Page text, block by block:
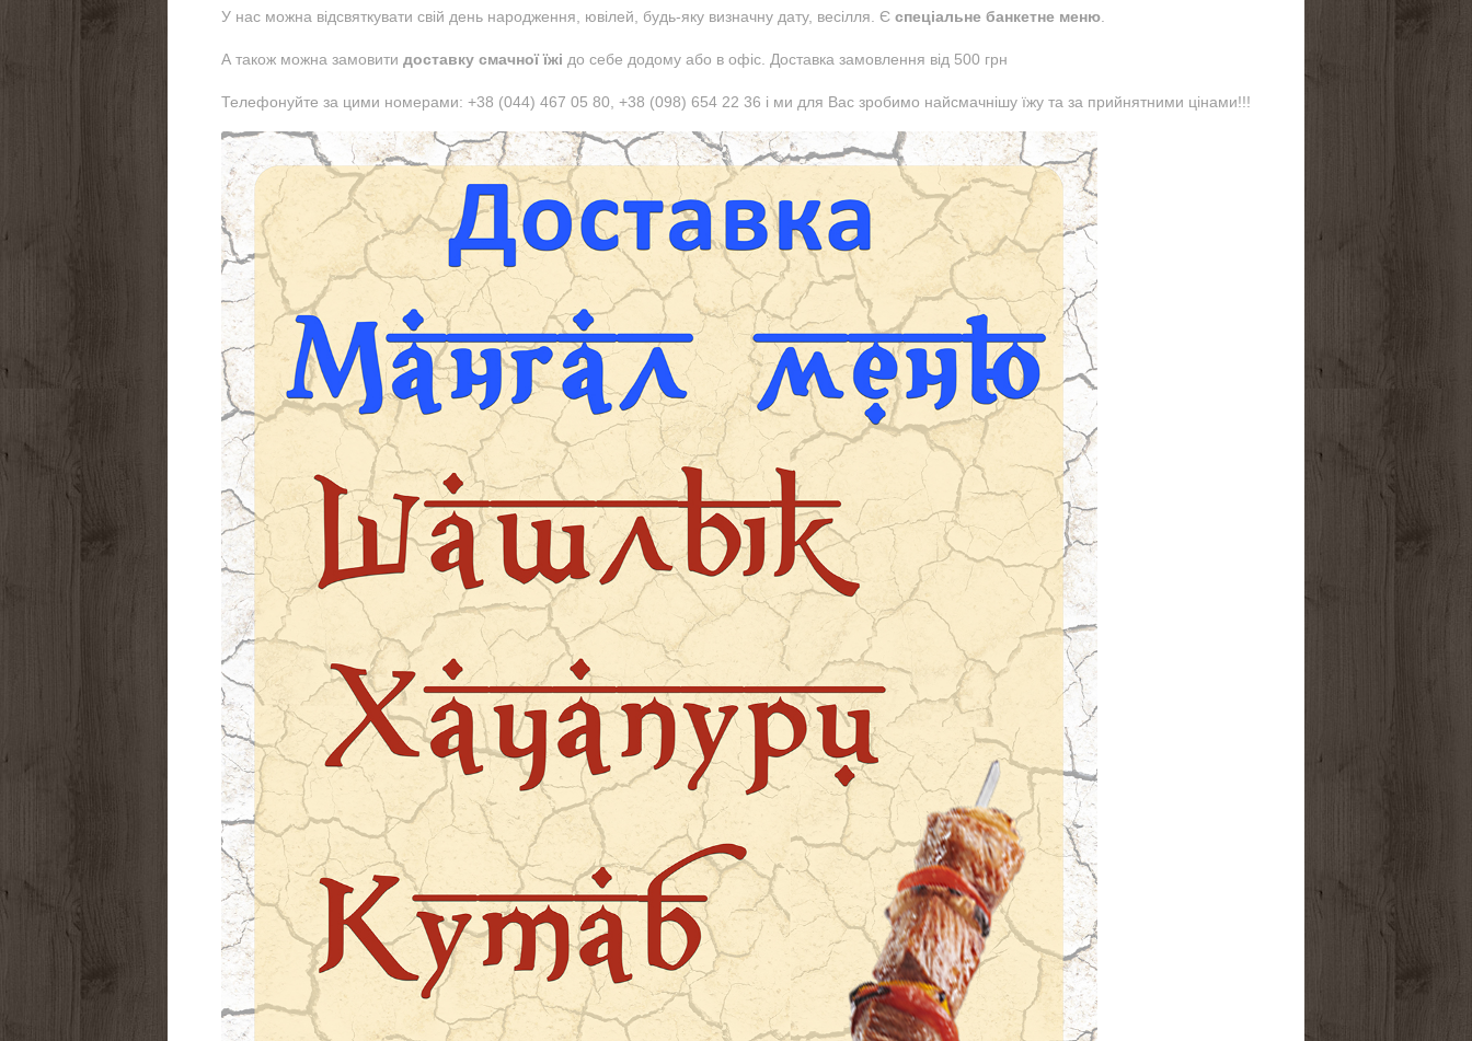
У нас можна відсвяткувати свій день народження, ювілей, будь-яку визначну дату, весілля. Є спеціальне банкетне меню
А також можна замовити доставку смачної їжі до себе додому або в офіс. Доставка замовлення від 500 грн
Телефонуйте за цими номерами: +38 (044) 467 05 80, +38 (098) 654 22 36 і ми для Вас зробимо найсмачнішу їжу та за прийнятними цінами!!!